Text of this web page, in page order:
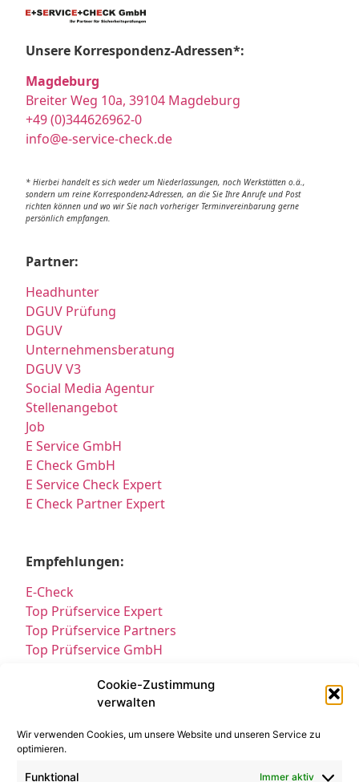
Cookie-Zustimmung
verwalten
Wir verwenden Cookies, um unsere Website und unseren Service zu
optimieren.
Funktional Immer aktiv
Unsere Korrespondenz-Adressen*:
Magdeburg
Breiter Weg 10a, 39104 Magdeburg
+49 (0)344626962-0
info@e-service-check.de
* Hierbei handelt es sich weder um Niederlassungen, noch Werkstätten o.ä.,
sondern um reine Korrespondenz-Adressen, an die Sie Ihre Anrufe und Post
richten können und wo wir Sie nach vorheriger Terminvereinbarung gerne
persönlich empfangen.
Partner:
Headhunter
DGUV Prüfung
DGUV
Unternehmensberatung
DGUV V3
Social Media Agentur
Stellenangebot
Job
E Service GmbH
E Check GmbH
E Service Check Expert
E Check Partner Expert
Empfehlungen:
E-Check
Top Prüfservice Expert
Top Prüfservice Partners
Top Prüfservice GmbH
Sicherheitsprüfungen Partners
Sicherheitsprüfungen Expert
Prüfung E-Check Expert
Prüfung elektrischer Anlagen